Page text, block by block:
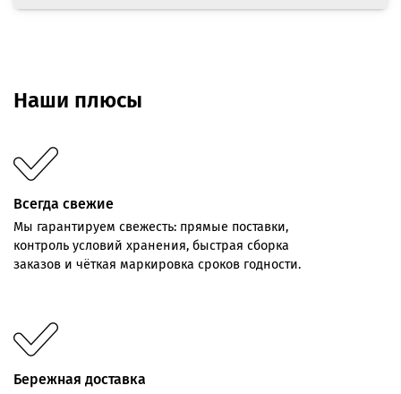
Наши плюсы
Всегда свежие
Мы гарантируем свежесть: прямые поставки,
контроль условий хранения, быстрая сборка
заказов и чёткая маркировка сроков годности.
Бережная доставка